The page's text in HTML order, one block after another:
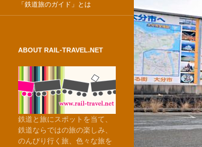
「鉄道旅のガイド」とは
ABOUT RAIL-TRAVEL.NET
鉄道と旅にスポットを当て、
鉄道ならではの旅の楽しみ、
のんびり行く旅、色々な旅を